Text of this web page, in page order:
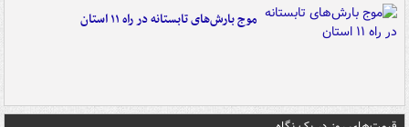
موج بارش‌های تابستانه در راه ۱۱ استان